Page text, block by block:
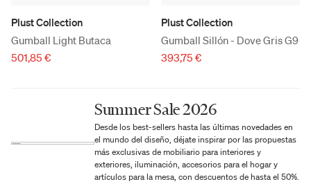
Plust Collection
Gumball Light Butaca
501,85 €
Plust Collection
Gumball Sillón - Dove Gris G9
393,75 €
Summer Sale 2026
Desde los best-sellers hasta las últimas novedades en
el mundo del diseño, déjate inspirar por las propuestas
más exclusivas de mobiliario para interiores y
exteriores, iluminación, accesorios para el hogar y
artículos para la mesa, con descuentos de hasta el 50%.